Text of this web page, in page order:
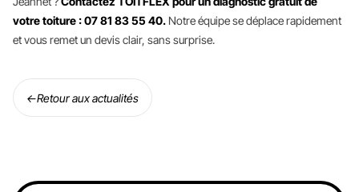
votre toiture : 07 81 83 55 40. Notre équipe se déplace rapidement
et vous remet un devis clair, sans surprise.
←Retour aux actualités